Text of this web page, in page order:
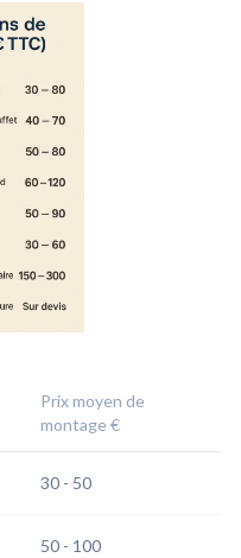
Prix moyen de
montage €
30 - 50
50 - 100